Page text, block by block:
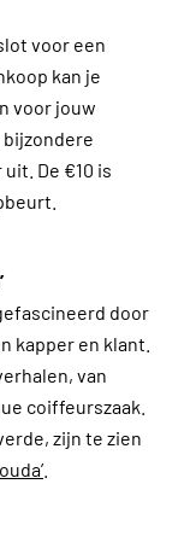
voor een
kan je
voor jouw
bijzondere
De €10 is
door
kapper en klant.
van
coiffeurszaak.
zijn te zien